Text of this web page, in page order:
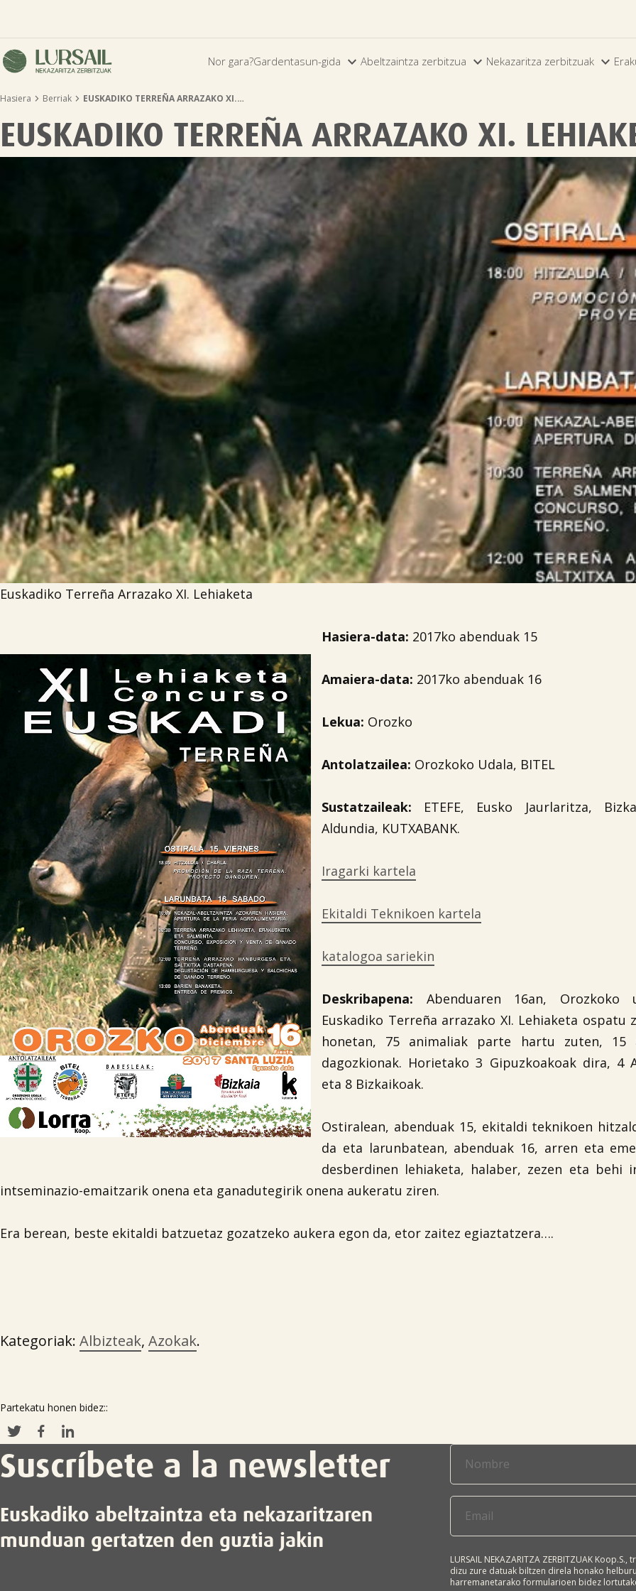

Nor gara?Gardentasun-gida  Abeltzaintza zerbitzua  Nekazaritza zerbitzuak 
Hasiera  Berriak  EUSKADIKO TERREÑA ARRAZAKO XI.…
EUSKADIKO TERREÑA ARRAZAKO XI.
Euskadiko Terreña Arrazako XI. Lehiaketa
Hasiera-data: 2017ko abenduak 15
Amaiera-data: 2017ko abenduak 16
Lekua: Orozko
Antolatzailea: Orozkoko Udala, BITEL
Sustatzaileak: ETEFE, Eusko Jaurlaritza,
Aldundia, KUTXABANK.
Iragarki kartela
Ekitaldi Teknikoen kartela
katalogoa sariekin
Deskribapena: Abenduaren 16an, Orozkoko
Euskadiko Terreña arrazako XI. Lehiaketa ospatu
honetan, 75 animaliak parte hartu zuten, 15
dagozkionak. Horietako 3 Gipuzkoakoak dira, 4
eta 8 Bizkaikoak.
Ostiralean, abenduak 15, ekitaldi teknikoen
da eta larunbatean, abenduak 16, arren eta
desberdinen lehiaketa, halaber, zezen eta behi
intseminazio-emaitzarik onena eta ganadutegirik onena aukeratu ziren.
Era berean, beste ekitaldi batzuetaz gozatzeko aukera egon da, etor zaitez egiaztatzera….
Kategoriak: Albizteak, Azokak.
Partekatu honen bidez::
Suscríbete a la newsletter
Euskadiko abeltzaintza eta nekazaritzaren
munduan gertatzen den guztia jakin
LURSAIL NEKAZARITZA ZERBITZUAK
dizu zure datuak biltzen direla honako
harremanetarako formularioen bidez